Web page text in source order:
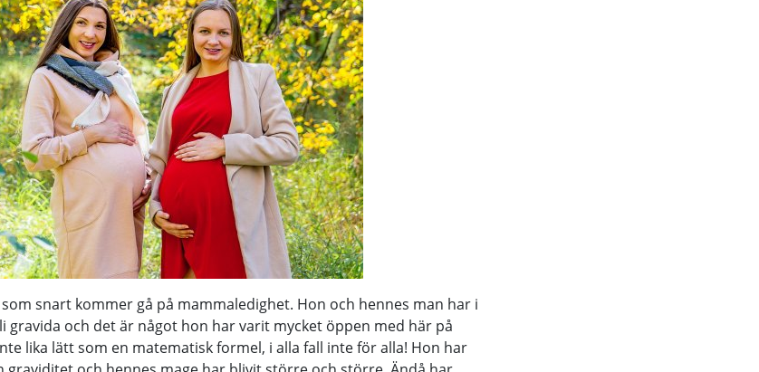
som snart kommer gå på mammaledighet. Hon och hennes man har i
gravida och det är något hon har varit mycket öppen med här på
lika lätt som en matematisk formel, i alla fall inte för alla! Hon har